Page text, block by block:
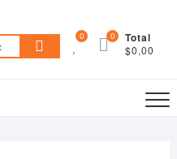
Search
for:
0 Total
$0,00
0